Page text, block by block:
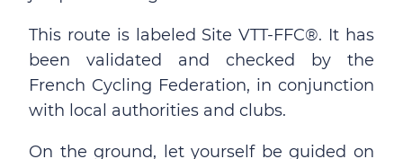
This route is labeled Site VTT-FFC®. It has
been validated and checked by the
French Cycling Federation, in conjunction
with local authorities and clubs.
On the ground, let yourself be guided on